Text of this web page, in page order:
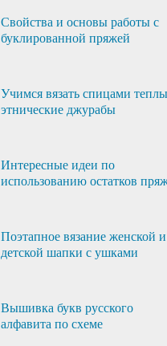
Свойства и основы работы с
буклированной пряжей
Учимся вязать спицами
этнические джурабы
Интересные идеи по
использованию остатков
Поэтапное вязание женской и
детской шапки с ушками
Вышивка букв русского
алфавита по схеме